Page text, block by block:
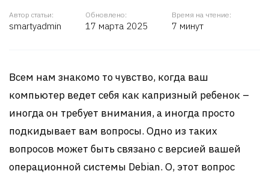
Автор статьи:
smartyadmin
Обновлено:
17 марта 2025
Время на чтение:
7 минут
Всем нам знакомо то чувство, когда ваш
компьютер ведет себя как капризный ребенок –
иногда он требует внимания, а иногда просто
подкидывает вам вопросы. Одно из таких
вопросов может быть связано с версией вашей
операционной системы Debian. О, этот вопрос